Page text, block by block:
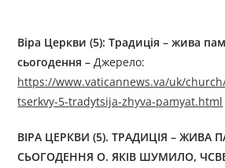
Віра Церкви (5): Традиція – жива
сьогодення –Джерелo:
https://www.vaticannews.va/uk/
tserkvy-5-tradytsija-zhyva-pamyat.html
ВІРА ЦЕРКВИ (5). ТРАДИЦІЯ – ЖИВА
СЬОГОДЕННЯ О. ЯКІВ ШУМИЛО,